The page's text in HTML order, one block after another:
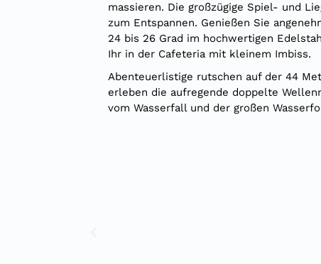
massieren. Die großzügige Spiel- und
zum Entspannen. Genießen Sie
24 bis 26 Grad im hochwertigen
Ihr in der Cafeteria mit kleinem Imbiss.
Abenteuerlistige rutschen auf der 44
erleben die aufregende doppelte
vom Wasserfall und der großen